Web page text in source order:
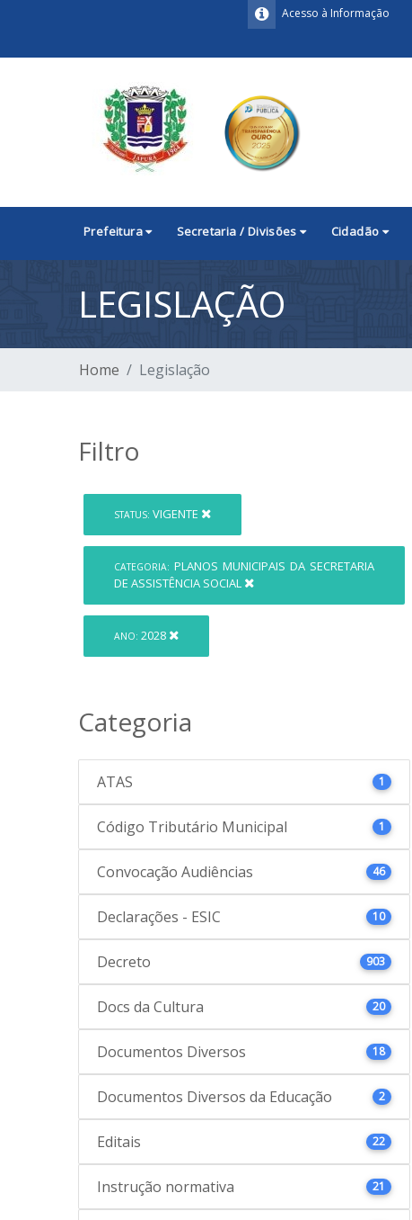
Acesso à Informação
Prefeitura Secretaria / Divisões Cidadão
LEGISLAÇÃO
Home Legislação
Filtro
STATUS: VIGENTE
CATEGORIA: PLANOS MUNICIPAIS DA SECRETARIA
DE ASSISTÊNCIA SOCIAL
ANO: 2028
Categoria
ATAS 1
Código Tributário Municipal 1
Convocação Audiências 46
Declarações - ESIC 10
Decreto 903
Docs da Cultura 20
Documentos Diversos 18
Documentos Diversos da Educação 2
Editais 22
Instrução normativa 21